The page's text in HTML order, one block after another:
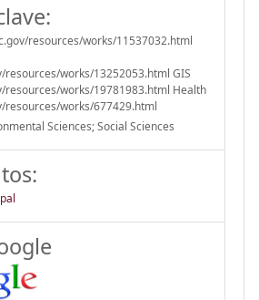
resources/works/11537032.html
resources/works/13252053.html GIS
resources/works/19781983.html Health
resources/works/677429.html
Sciences; Social Sciences